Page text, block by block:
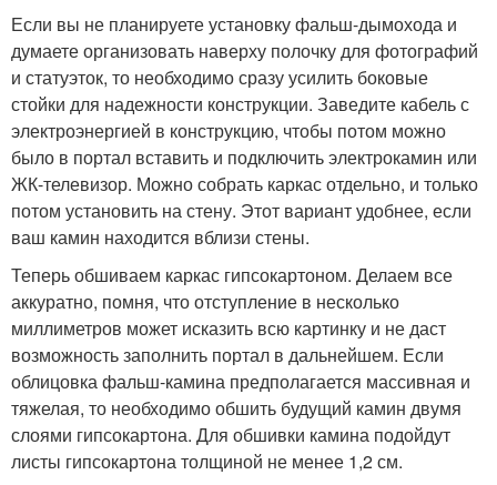
Если вы не планируете установку фальш-дымохода и
думаете организовать наверху полочку для фотографий
и статуэток, то необходимо сразу усилить боковые
стойки для надежности конструкции. Заведите кабель с
электроэнергией в конструкцию, чтобы потом можно
было в портал вставить и подключить электрокамин или
ЖК-телевизор. Можно собрать каркас отдельно, и только
потом установить на стену. Этот вариант удобнее, если
ваш камин находится вблизи стены.
Теперь обшиваем каркас гипсокартоном. Делаем все
аккуратно, помня, что отступление в несколько
миллиметров может исказить всю картинку и не даст
возможность заполнить портал в дальнейшем. Если
облицовка фальш-камина предполагается массивная и
тяжелая, то необходимо обшить будущий камин двумя
слоями гипсокартона. Для обшивки камина подойдут
листы гипсокартона толщиной не менее 1,2 см.